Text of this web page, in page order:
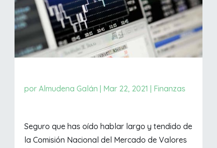
porAlmudena Galán Mar 22, 2021 Finanzas
Seguro que has oído hablar largo y tendido de
la Comisión Nacional del Mercado de Valores